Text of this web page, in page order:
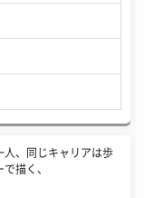
人、同じキャリアは歩
描く、